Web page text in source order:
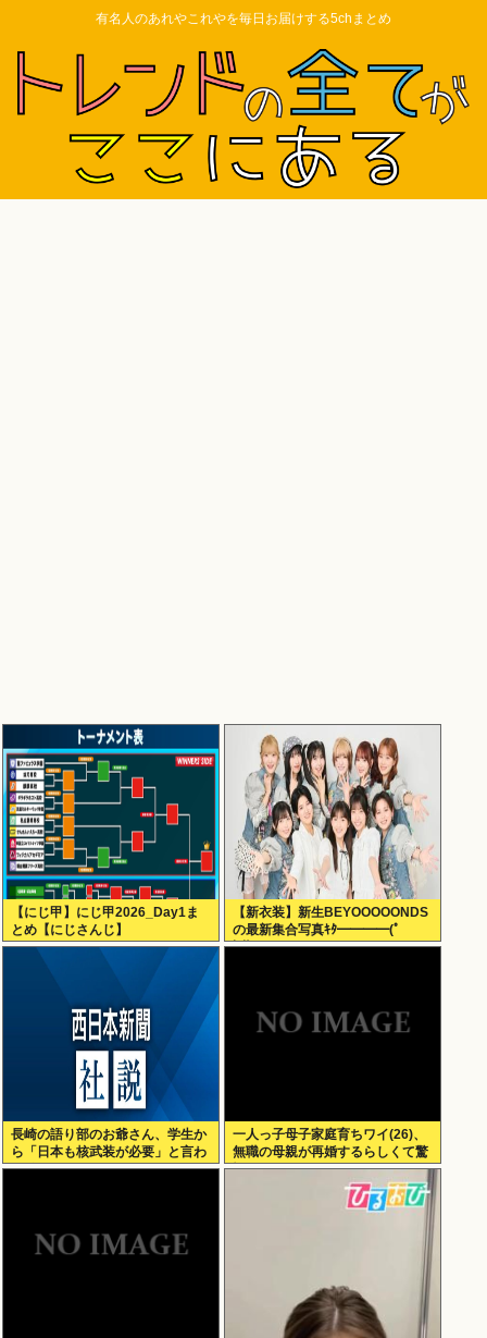
有名人のあれやこれやを毎日お届けする5chまとめ
【にじ甲】にじ甲2026_Day1ま
とめ【にじさんじ】
【新衣装】新生BEYOOOOONDS
の最新集合写真ｷﾀ━━━━(ﾟ
∀ﾟ)━━━━!!
長崎の語り部のお爺さん、学生か
ら「日本も核武装が必要」と言わ
れ発狂
一人っ子母子家庭育ちワイ(26)、
無職の母親が再婚するらしくて驚
愕